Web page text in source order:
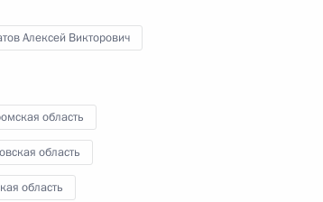
Российской Федерации
управления Федеральной
и атомному надзору Алексей
Российской Федерации по приёму
Алексей Викторович
область
область
область